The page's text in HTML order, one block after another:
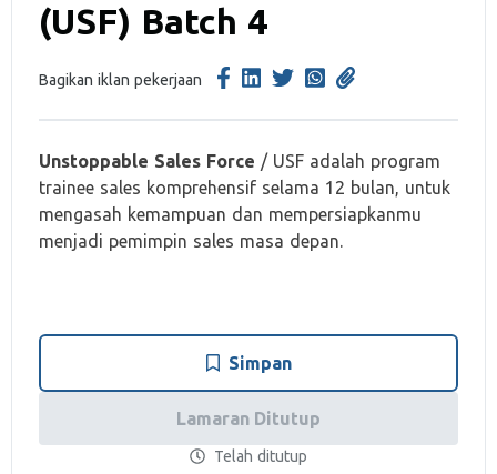
(USF) Batch 4
Bagikan iklan pekerjaan
Unstoppable Sales Force / USF adalah program
trainee sales komprehensif selama 12 bulan, untuk
mengasah kemampuan dan mempersiapkanmu
menjadi pemimpin sales masa depan.
Simpan
Lamaran Ditutup
Telah ditutup